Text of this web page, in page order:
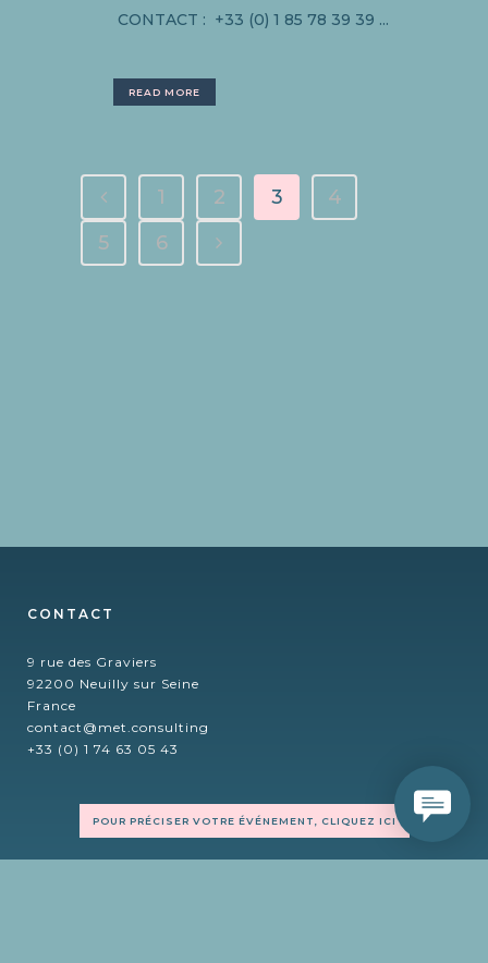
CONTACT : +33 (0) 1 85 78 39 39 ...
READ MORE
1 2 3
4
5
6
CONTACT
9 rue des Graviers
92200 Neuilly sur Seine
France
contact@met.consulting
+33 (0) 1 74 63 05 43
POUR PRÉCISER VOTRE ÉVÉNEMENT, CLIQUEZ ICI